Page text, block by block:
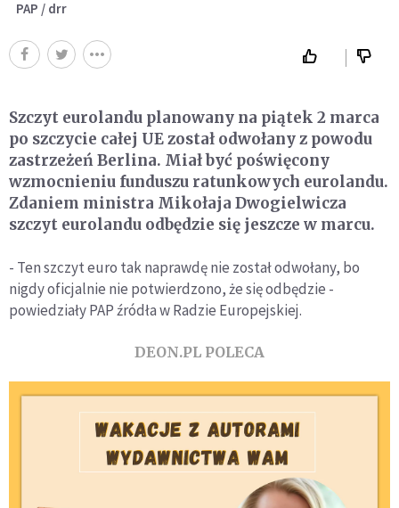
PAP / drr
Szczyt eurolandu planowany na piątek 2 marca
po szczycie całej UE został odwołany z powodu
zastrzeżeń Berlina. Miał być poświęcony
wzmocnieniu funduszu ratunkowych eurolandu.
Zdaniem ministra Mikołaja Dwogielwicza
szczyt eurolandu odbędzie się jeszcze w marcu.
- Ten szczyt euro tak naprawdę nie został odwołany, bo
nigdy oficjalnie nie potwierdzono, że się odbędzie -
powiedziały PAP źródła w Radzie Europejskiej.
DEON.PL POLECA